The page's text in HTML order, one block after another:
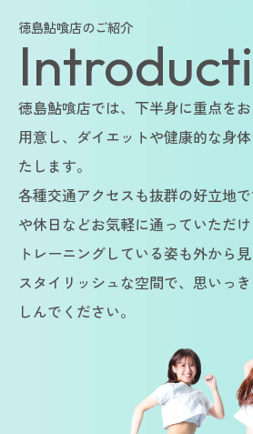
徳島鮎喰店のご紹介
徳島鮎喰店では、下半身に重点を
用意し、ダイエットや健康的な身
たします。
各種交通アクセスも抜群の好立地
や休日などお気軽に通っていただけ
トレーニングしている姿も外から
スタイリッシュな空間で、思いっ
しんでください。